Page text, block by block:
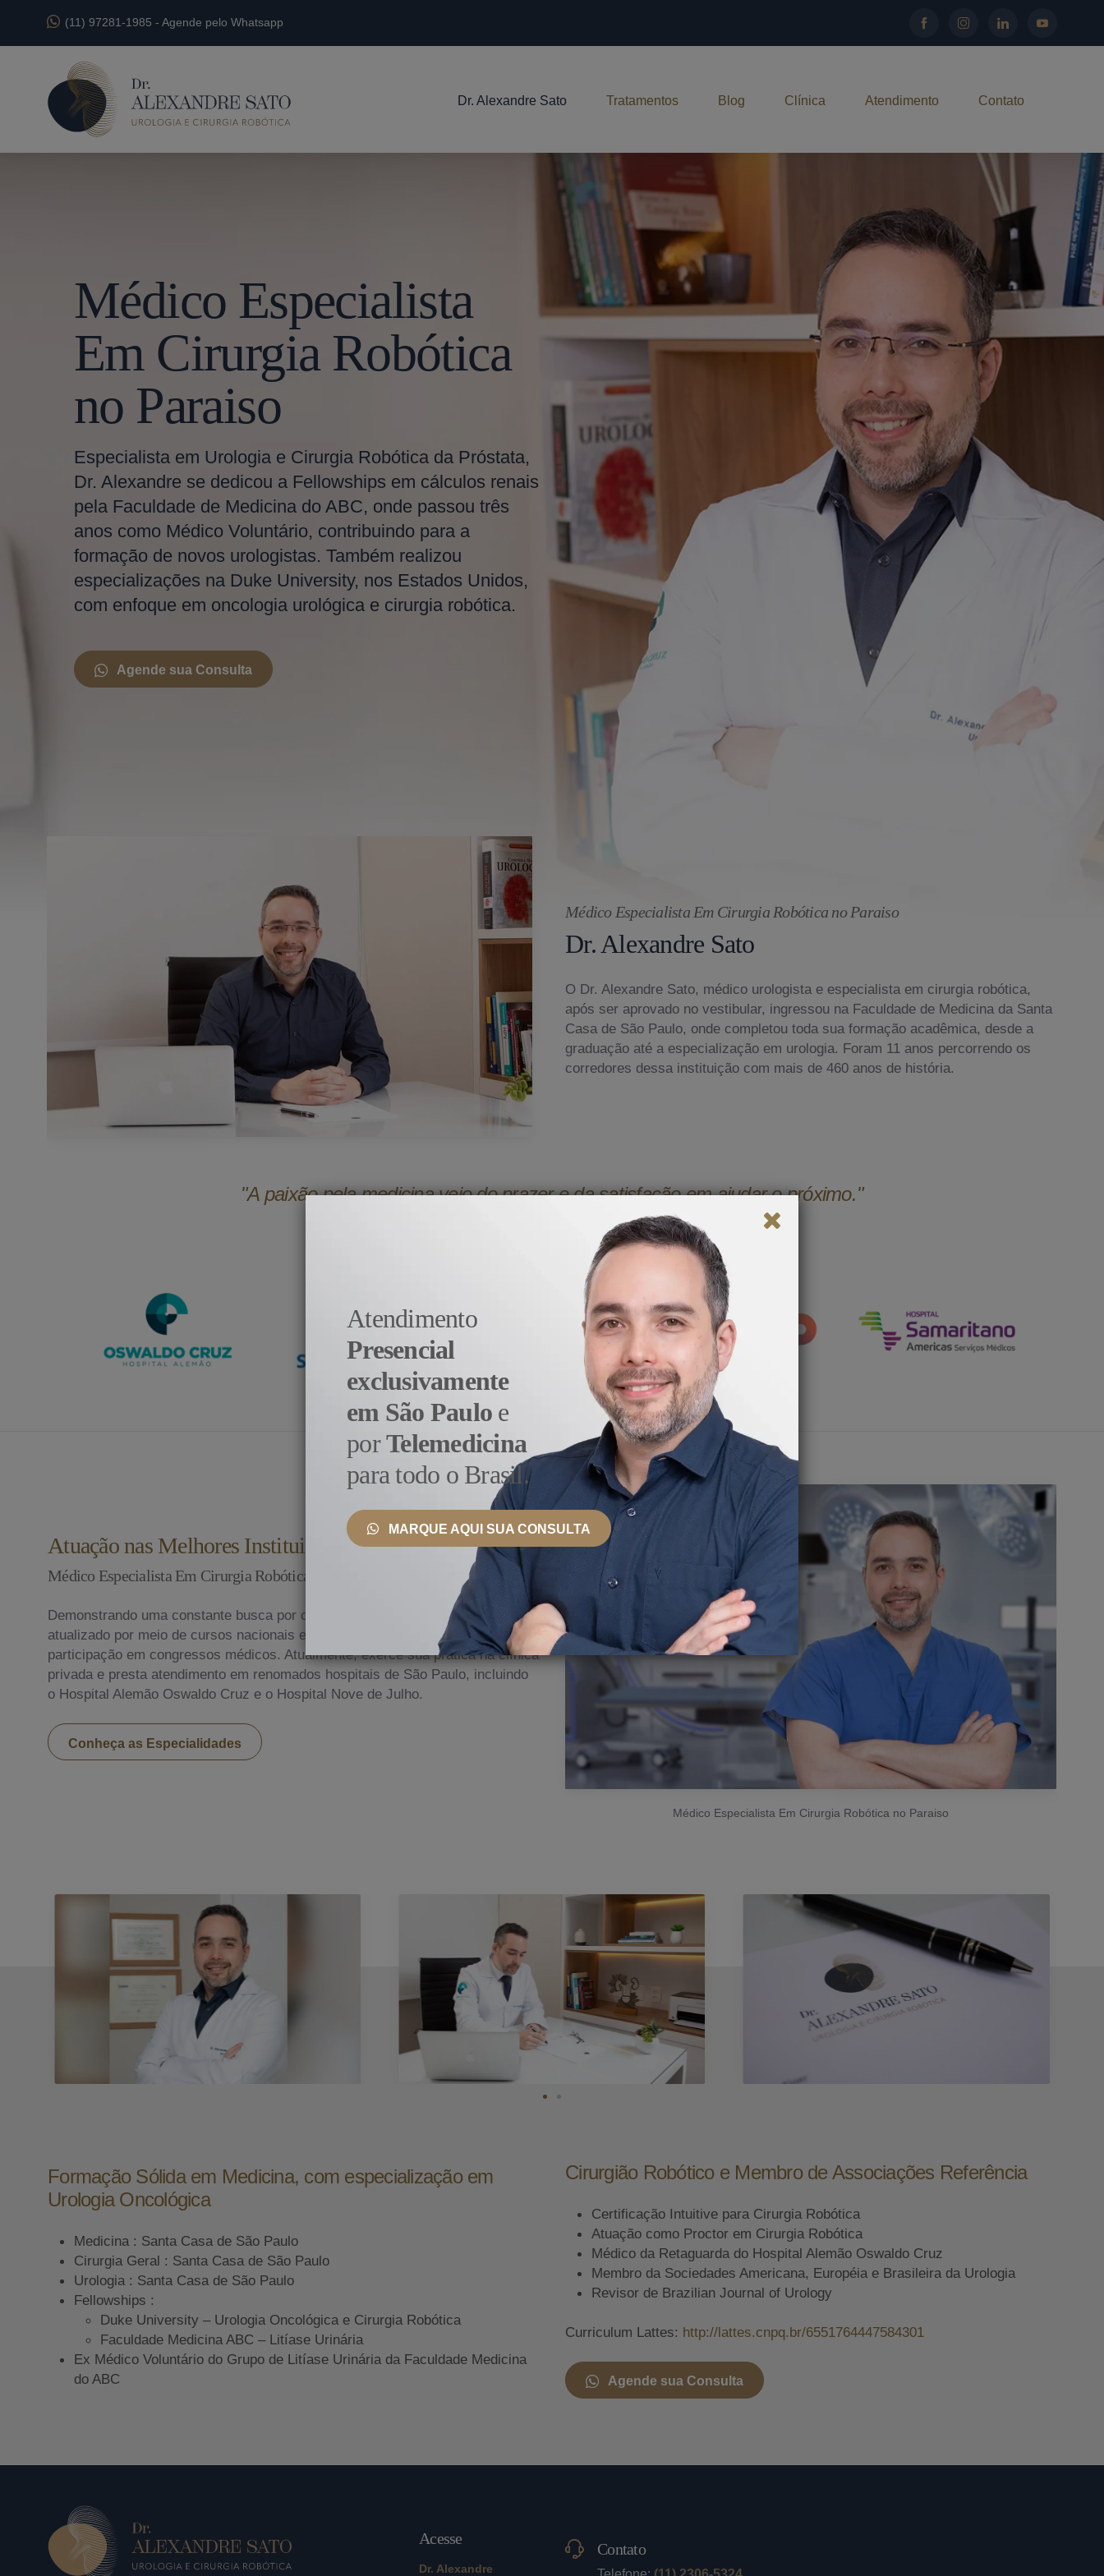
(11) 97281-1985 - Agende pelo Whatsapp
Dr. Alexandre Sato Tratamentos Blog Clínica Atendimento Contato
Médico Especialista
Em Cirurgia Robótica
no Paraiso
Especialista em Urologia e Cirurgia Robótica da Próstata,
Dr. Alexandre se dedicou a Fellowships em cálculos renais
pela Faculdade de Medicina do ABC, onde passou três
anos como Médico Voluntário, contribuindo para a
formação de novos urologistas. Também realizou
especializações na Duke University, nos Estados Unidos,
com enfoque em oncologia urológica e cirurgia robótica.
Agende sua Consulta
Médico Especialista Em Cirurgia Robótica no Paraiso
Dr. Alexandre Sato
O Dr. Alexandre Sato, médico urologista e especialista em cirurgia robótica,
após ser aprovado no vestibular, ingressou na Faculdade de Medicina da Santa
Casa de São Paulo, onde completou toda sua formação acadêmica, desde a
graduação até a especialização em urologia. Foram 11 anos percorrendo os
corredores dessa instituição com mais de 460 anos de história.
"A paixão pela medicina veio do prazer e da satisfação em ajudar o próximo."
- Dr. Alexandre Sato
Atuação nas Melhores Instituições do País e Exterior
Médico Especialista Em Cirurgia Robótica no Paraiso
Demonstrando uma constante busca por conhecimento, ele se mantém
atualizado por meio de cursos nacionais e internacionais, bem como
participação em congressos médicos. Atualmente, exerce sua prática na clínica
privada e presta atendimento em renomados hospitais de São Paulo, incluindo
o Hospital Alemão Oswaldo Cruz e o Hospital Nove de Julho.
Conheça as Especialidades
Médico Especialista Em Cirurgia Robótica no Paraiso
Formação Sólida em Medicina, com especialização em
Urologia Oncológica
Medicina : Santa Casa de São Paulo
Cirurgia Geral : Santa Casa de São Paulo
Urologia : Santa Casa de São Paulo
Fellowships :
Duke University – Urologia Oncológica e Cirurgia Robótica
Faculdade Medicina ABC – Litíase Urinária
Ex Médico Voluntário do Grupo de Litíase Urinária da Faculdade Medicina
do ABC
Cirurgião Robótico e Membro de Associações Referência
Certificação Intuitive para Cirurgia Robótica
Atuação como Proctor em Cirurgia Robótica
Médico da Retaguarda do Hospital Alemão Oswaldo Cruz
Membro da Sociedades Americana, Européia e Brasileira da Urologia
Revisor de Brazilian Journal of Urology
Curriculum Lattes: http://lattes.cnpq.br/6551764447584301
Agende sua Consulta
Acesse
Dr. Alexandre
Contato
Atendimento
Presencial
exclusivamente
em São Paulo e
porTelemedicina
para todo o Brasil.
MARQUE AQUI SUA CONSULTA